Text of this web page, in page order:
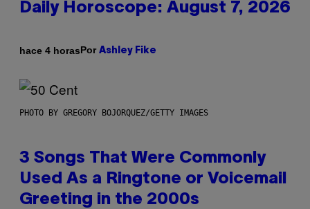
Daily Horoscope: August 7, 2026
hace 4 horasPor Ashley Fike
PHOTO BY GREGORY BOJORQUEZ/GETTY IMAGES
3 Songs That Were Commonly
Used As a Ringtone or Voicemail
Greeting in the 2000s